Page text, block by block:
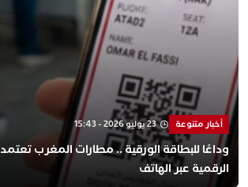
أخبار متنوعة 23 يوليو 2026 - 15:43
وداعًا للبطاقة الورقية .. مطارات المغرب
الرقمية عبر الهاتف